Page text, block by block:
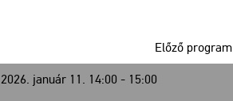
2026. január 11. 14:00 - 15:00
Előző program